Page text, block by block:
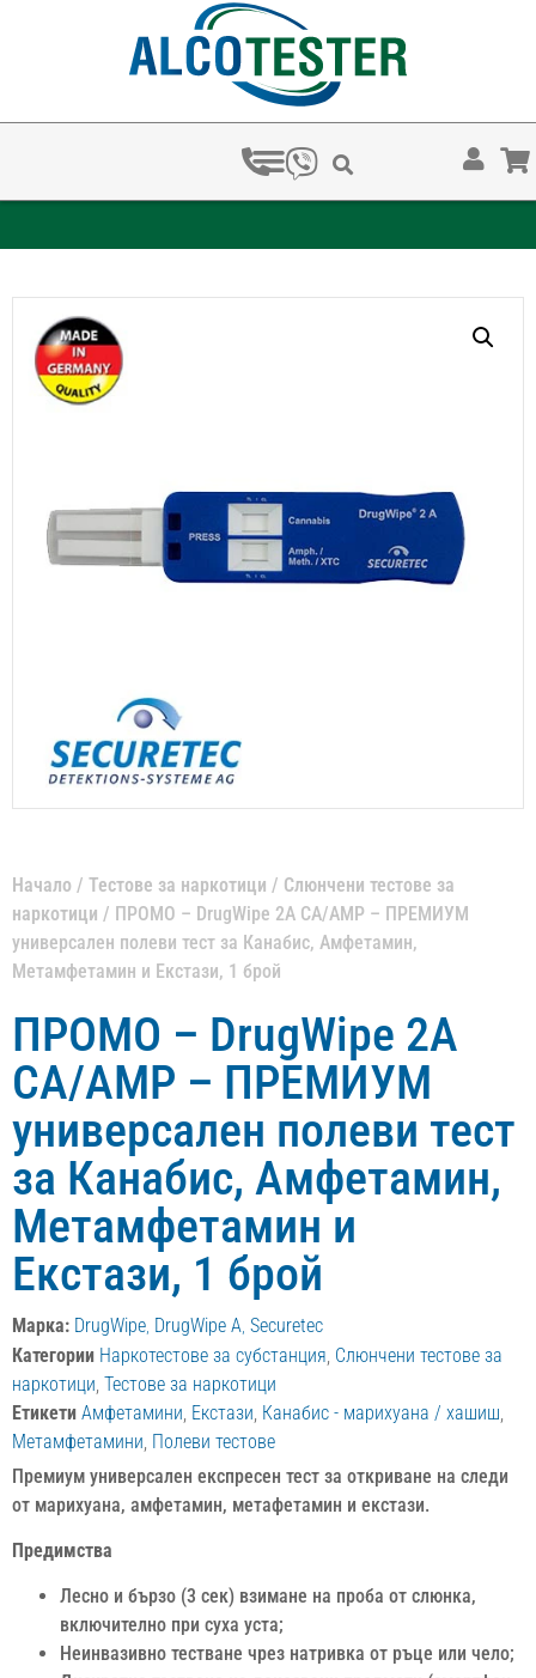
Начало / Тестове за наркотици / Слюнчени тестове за
наркотици / ПРОМО – DrugWipe 2A CA/AMP – ПРЕМИУМ
универсален полеви тест за Канабис, Амфетамин,
Метамфетамин и Екстази, 1 брой
ПРОМО – DrugWipe 2A
CA/AMP – ПРЕМИУМ
универсален полеви тест
за Канабис, Амфетамин,
Метамфетамин и
Екстази, 1 брой
Марка: DrugWipe DrugWipe A Securetec
Категории Наркотестове за субстанция Слюнчени тестове за
наркотици Тестове за наркотици
Етикети Амфетамини Екстази Канабис - марихуана / хашиш
Метамфетамини Полеви тестове
Премиум универсален експресен тест за откриване на следи
от марихуана, амфетамин, метафетамин и екстази.
Предимства
Лесно и бързо (3 сек) взимане на проба от слюнка,
включително при суха уста;
Неинвазивно тестване чрез натривка от ръце или чело;